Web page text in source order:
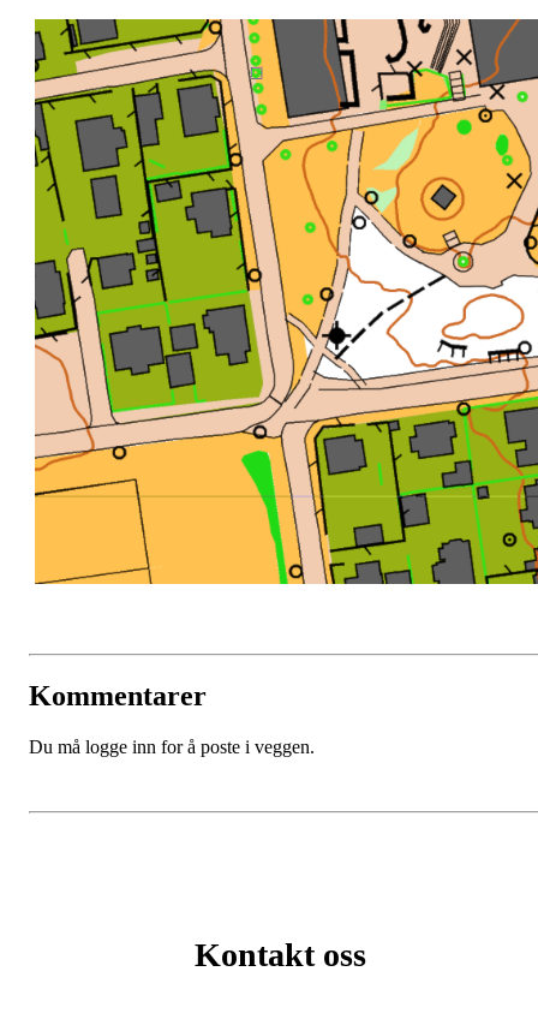
Kommentarer
Du må logge inn for å poste i veggen.
Kontakt oss